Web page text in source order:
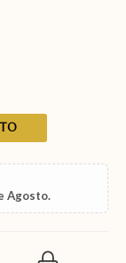
Agosto.